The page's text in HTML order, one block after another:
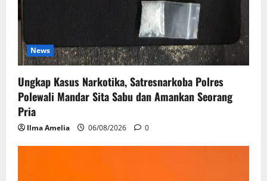
News
Ungkap Kasus Narkotika, Satresnarkoba Polres
Polewali Mandar Sita Sabu dan Amankan Seorang
Pria
Ilma Amelia 06/08/2026 0